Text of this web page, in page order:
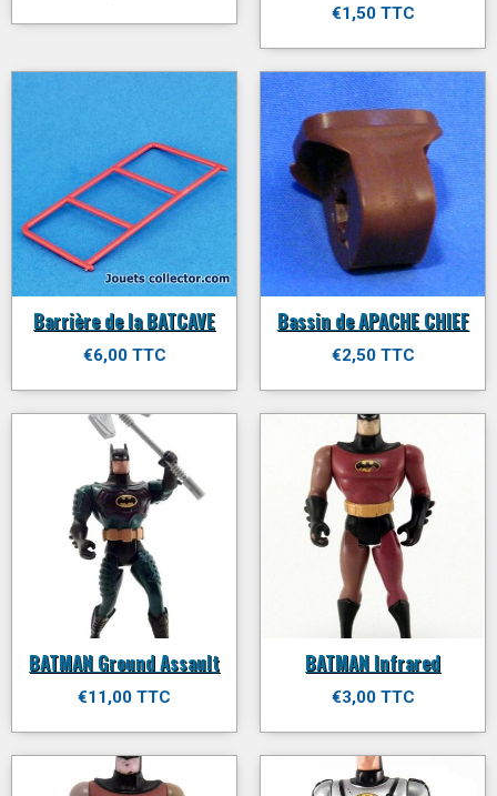
€1,50 TTC
Barrière de la BATCAVE
€6,00 TTC
Bassin de APACHE CHIEF
€2,50 TTC
BATMAN Ground Assault
€11,00 TTC
BATMAN Infrared
€3,00 TTC